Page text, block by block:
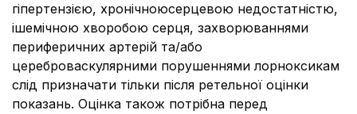
гіпертензією, хронічноюсерцевою недостатністю,
ішемічною хворобою серця, захворюваннями
периферичних артерій та/або
цереброваскулярними порушеннями лорноксикам
слід призначати тільки після ретельної оцінки
показань. Оцінка також потрібна перед